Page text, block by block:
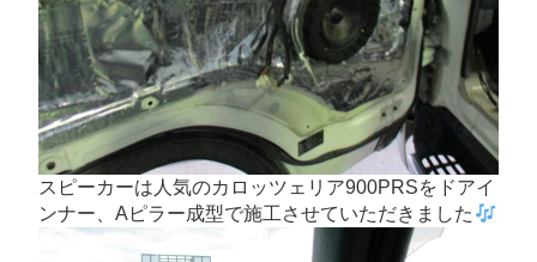
スピーカーは人気のカロッツェリア900PRSをドアイ
ンナー、Aピラー成型で施工させていただきました